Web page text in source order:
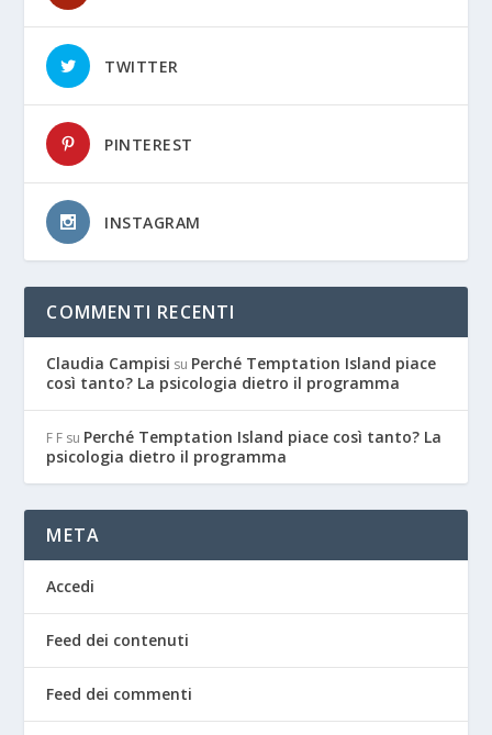
TWITTER
PINTEREST
INSTAGRAM
COMMENTI RECENTI
Claudia Campisi su Perché Temptation Island piace
così tanto? La psicologia dietro il programma
F F su Perché Temptation Island piace così tanto? La
psicologia dietro il programma
META
Accedi
Feed dei contenuti
Feed dei commenti